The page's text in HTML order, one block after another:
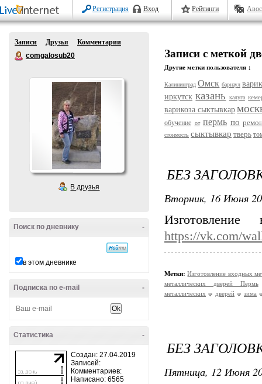
Регистрация Вход Рейтинги
Записи Друзья
Комментарии
comgalosub20
В друзья
-
Поиск по дневнику
в этом дневнике
-
Подписка по e-mail
-
Статистика
Создан: 27.04.2019
Записей:
Комментариев:
Написано: 6565
Записи с меткой
Другие метки пользователя ↓
Калининград Омск барнаул
иркутск казань калуга
варикоза сыктывкар
обучение от пермь по
стоимость сыктывкар тверь
БЕЗ
Вторник, 16 Июня
https://vk.com/
Метки: Изготовление входных
металлических дверей Пермь
металлических
дверей зима
БЕЗ
Пятница, 12 Июня